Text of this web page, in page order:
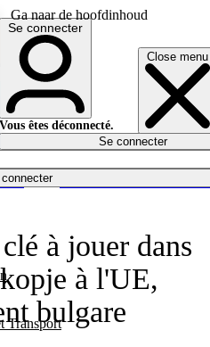
Ga naar de hoofdinhoud
Close menu
Transport
English
Deutsch
Español
Se connecter
Vous êtes déconnecté.
Se connecter
à jouer dans
à l'UE,
bulgare